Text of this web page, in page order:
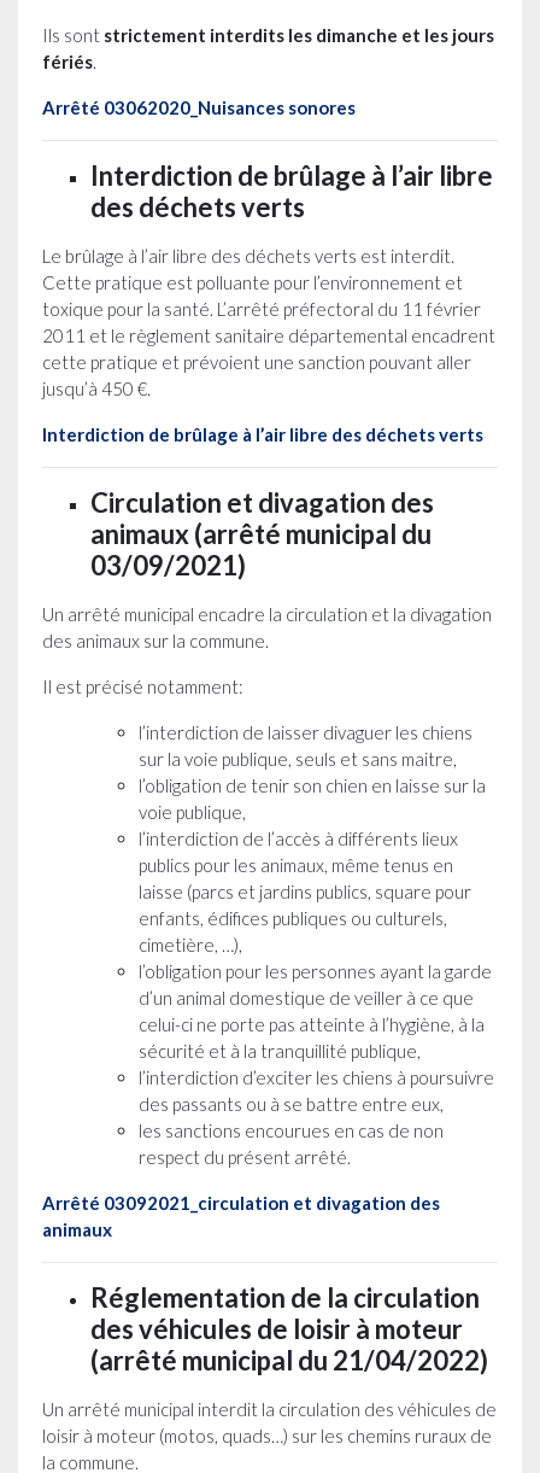
Ils sont strictement interdits les dimanche et les jours
fériés.
Arrêté 03062020_Nuisances sonores
Interdiction de brûlage à l’air libre
des déchets verts
Le brûlage à l’air libre des déchets verts est interdit.
Cette pratique est polluante pour l’environnement et
toxique pour la santé. L’arrêté préfectoral du 11 février
2011 et le règlement sanitaire départemental encadrent
cette pratique et prévoient une sanction pouvant aller
jusqu’à 450 €.
Interdiction de brûlage à l’air libre des déchets verts
Circulation et divagation des
animaux (arrêté municipal du
03/09/2021)
Un arrêté municipal encadre la circulation et la divagation
des animaux sur la commune.
Il est précisé notamment:
l’interdiction de laisser divaguer les chiens
sur la voie publique, seuls et sans maitre,
l’obligation de tenir son chien en laisse sur la
voie publique,
l’interdiction de l’accès à différents lieux
publics pour les animaux, même tenus en
laisse (parcs et jardins publics, square pour
enfants, édifices publiques ou culturels,
cimetière, …),
l’obligation pour les personnes ayant la garde
d’un animal domestique de veiller à ce que
celui-ci ne porte pas atteinte à l’hygiène, à la
sécurité et à la tranquillité publique,
l’interdiction d’exciter les chiens à poursuivre
des passants ou à se battre entre eux,
les sanctions encourues en cas de non
respect du présent arrêté.
Arrêté 03092021_circulation et divagation des
animaux
Réglementation de la circulation
des véhicules de loisir à moteur
(arrêté municipal du 21/04/2022)
Un arrêté municipal interdit la circulation des véhicules de
loisir à moteur (motos, quads…) sur les chemins ruraux de
la commune.